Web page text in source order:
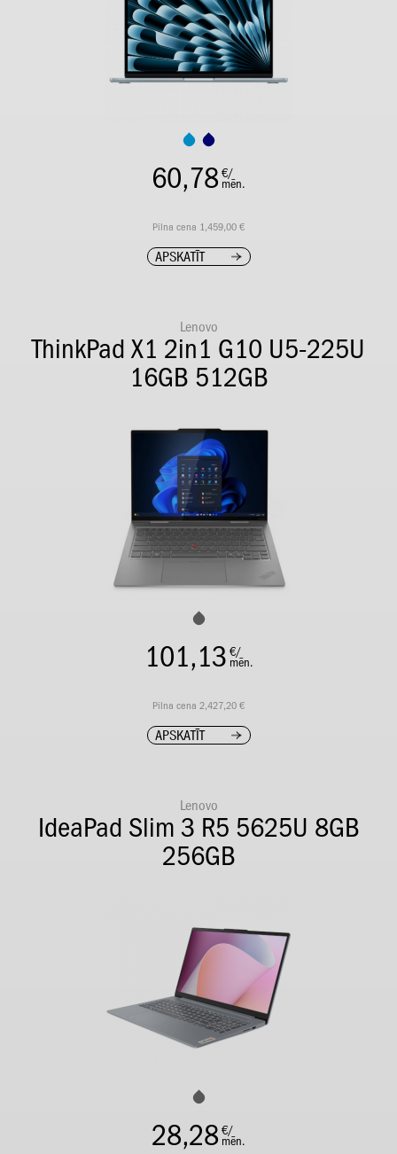
60,78 €/
mēn.
Pilna cena 1,459,00 €
APSKATĪT
Lenovo
ThinkPad X1 2in1 G10 U5-225U
16GB 512GB
101,13 €/
mēn.
Pilna cena 2,427,20 €
APSKATĪT
Lenovo
IdeaPad Slim 3 R5 5625U 8GB
256GB
28,28 €/
mēn.